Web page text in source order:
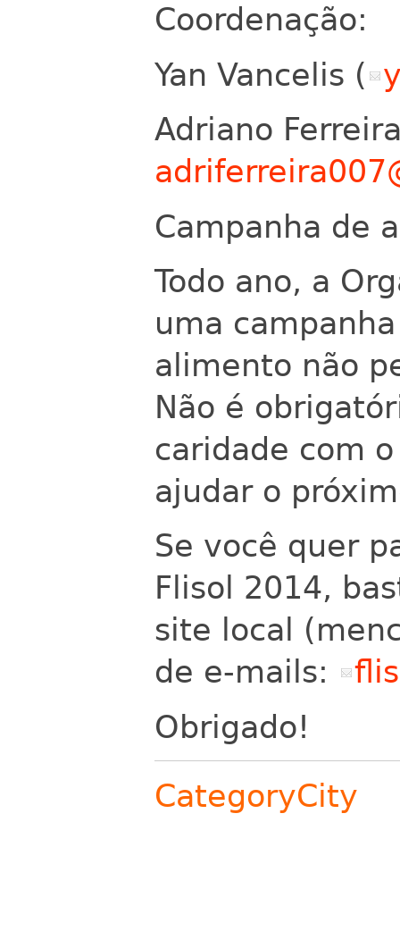
Coordenação:
Yan Vancelis (
Adriano
Campanha de
Todo ano, a
uma
alimento não
Não é
caridade com
ajudar o
Se você quer
Flisol 2014,
site local
de e-mails:
Obrigado!
CategoryCity